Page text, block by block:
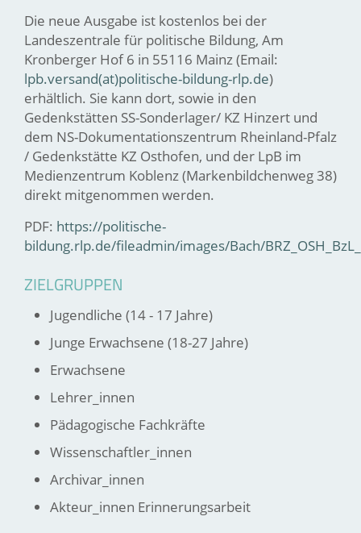
Die neue Ausgabe ist kostenlos bei der
Landeszentrale für politische Bildung, Am
Kronberger Hof 6 in 55116 Mainz (Email:
lpb.versand(at)politische-bildung-rlp.de)
erhältlich. Sie kann dort, sowie in den
Gedenkstätten SS-Sonderlager/ KZ Hinzert und
dem NS-Dokumentationszentrum Rheinland-Pfalz
/ Gedenkstätte KZ Osthofen, und der LpB im
Medienzentrum Koblenz (Markenbildchenweg 38)
direkt mitgenommen werden.
PDF: https://politische-
bildung.rlp.de/fileadmin/images/Bach/
ZIELGRUPPEN
Jugendliche (14 - 17 Jahre)
Junge Erwachsene (18-27 Jahre)
Erwachsene
Lehrer_innen
Pädagogische Fachkräfte
Wissenschaftler_innen
Archivar_innen
Akteur_innen Erinnerungsarbeit